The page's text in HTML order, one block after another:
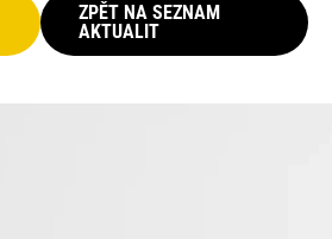
ZPĚT NA SEZNAM
AKTUALIT